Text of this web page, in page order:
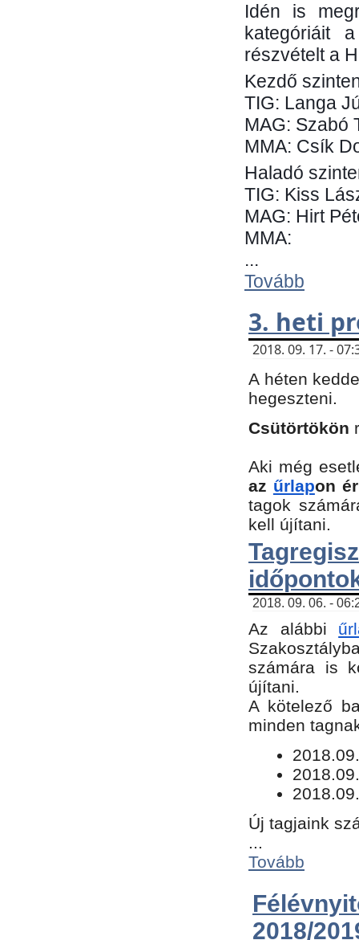
Idén is
kategóriáit
részvételt a
Kezdő
TIG: Langa
MAG: Szabó
MMA: Csík
Haladó
TIG: Kiss
MAG: Hirt
MMA:
...
Tovább
3. heti
2018. 09. 17. -
A héten
hegeszteni.
Csütörtökön
Aki még
az űrlapon
tagok
kell újítani.
2018. 09. 06. -
Az alábbi
számára is
újítani.
​A kötelező
minden
Új tagjaink
...
Tovább
2018/